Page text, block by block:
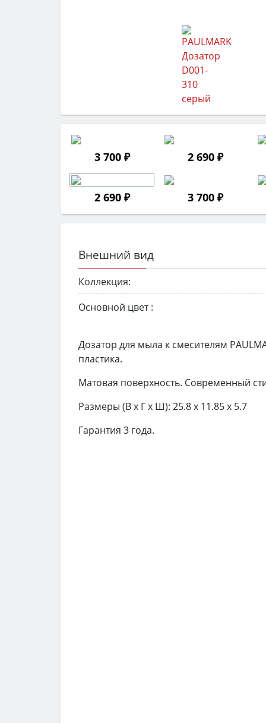
3 700 ₽ 2 690 ₽
2 690 ₽ 3 700 ₽
Внешний вид
Коллекция:
Основной цвет :
Дозатор для мыла к смесителям
пластика.
Матовая поверхность. Современный
Размеры (В x Г x Ш): 25.8 x 11.85 x 5.7
Гарантия 3 года.